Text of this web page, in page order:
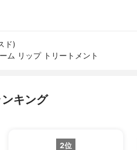
ド)
ム リップ トリートメント
キング
2位